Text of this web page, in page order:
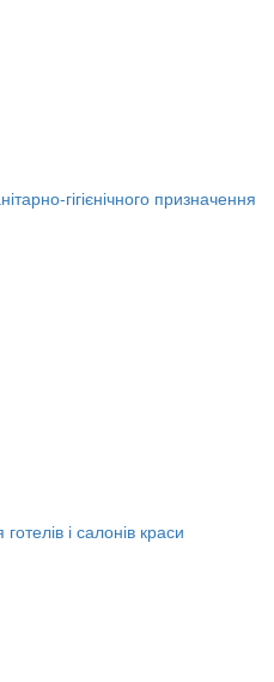
гігієнічного призначення
і салонів краси